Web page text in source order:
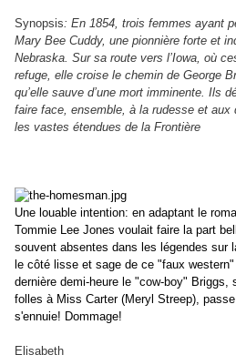
Synopsis: En 1854, trois femmes ayant
Mary Bee Cuddy, une pionnière forte et
Nebraska. Sur sa route vers l’Iowa, où
refuge, elle croise le chemin de George
qu’elle sauve d’une mort imminente. Ils
faire face, ensemble, à la rudesse et aux
les vastes étendues de la Frontière
Une louable intention: en adaptant le
Tommie Lee Jones voulait faire la part
souvent absentes dans les légendes sur
le côté lisse et sage de ce "faux
dernière demi-heure le "cow-boy" Briggs,
folles à Miss Carter (Meryl Streep),
s'ennuie! Dommage!
Elisabeth